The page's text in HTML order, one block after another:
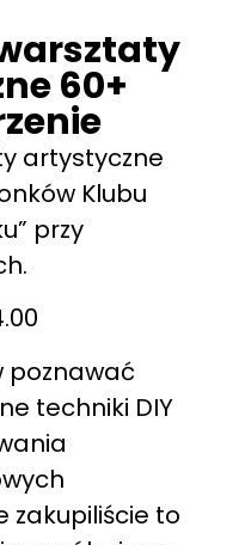
60+
artystyczne
Klubu
przy
poznawać
techniki DIY
zakupiliście to